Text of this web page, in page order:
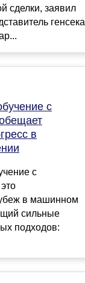
сделки, заявил
генсека
с
в
с
в машинном
сильные
подходов: